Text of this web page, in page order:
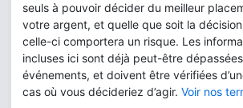
seuls à pouvoir décider du meilleur
votre argent, et quelle que soit la
celle-ci comportera un risque. Les
incluses ici sont déjà peut-être
événements, et doivent être vérifiées
cas où vous décideriez d’agir. Voir nos